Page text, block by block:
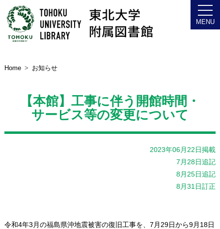
Home お知らせ
【本館】工事に伴う開館時間・
サービス等の変更について
2023年06月22日掲載
7月28日追記
8月25日追記
8月31日訂正
令和4年3月の福島県沖地震被害の復旧工事を、7月29日から9月18日